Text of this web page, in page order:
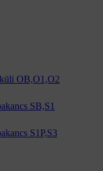
OB,O1,O2
SB,S1
S1P,S3